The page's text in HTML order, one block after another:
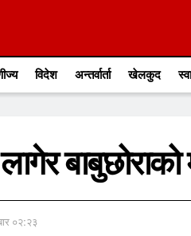
विदेश अन्तर्वार्ता खेलकुद
बाबुछोराको
०२:२३